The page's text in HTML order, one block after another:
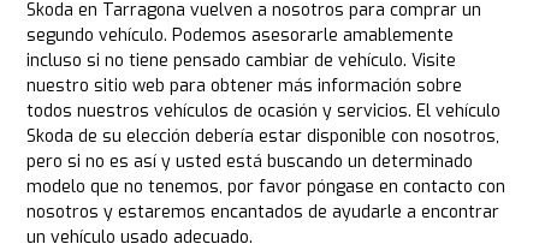
Skoda en Tarragona vuelven a nosotros para comprar un
segundo vehículo. Podemos asesorarle amablemente
incluso si no tiene pensado cambiar de vehículo. Visite
nuestro sitio web para obtener más información sobre
todos nuestros vehículos de ocasión y servicios. El vehículo
Skoda de su elección debería estar disponible con nosotros,
pero si no es así y usted está buscando un determinado
modelo que no tenemos, por favor póngase en contacto con
nosotros y estaremos encantados de ayudarle a encontrar
un vehículo usado adecuado.